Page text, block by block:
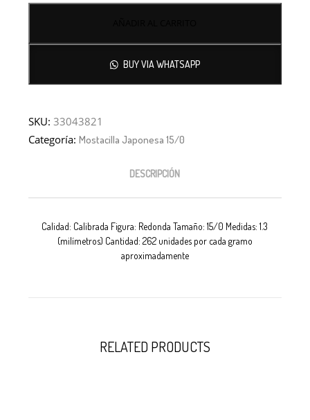
BUY VIA WHATSAPP
SKU:33043821
Categoría:Mostacilla Japonesa 15/0
DESCRIPCIÓN
Calidad: Calibrada Figura: Redonda Tamaño: 15/0 Medidas: 1.3
(milímetros) Cantidad: 262 unidades por cada gramo
aproximadamente
RELATED PRODUCTS